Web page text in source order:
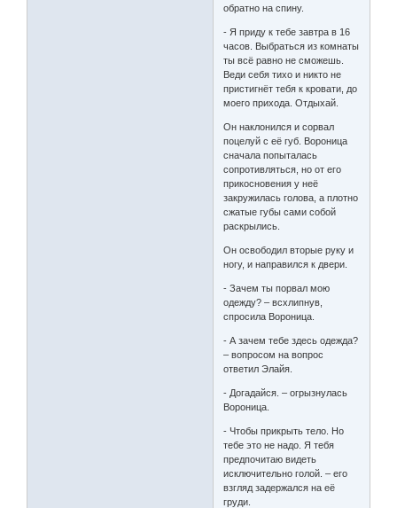
обратно на спину.
- Я приду к тебе завтра в 16
часов. Выбраться из комнаты
ты всё равно не сможешь.
Веди себя тихо и никто не
пристигнёт тебя к кровати, до
моего прихода. Отдыхай.
Он наклонился и сорвал
поцелуй с её губ. Вороница
сначала попыталась
сопротивляться, но от его
прикосновения у неё
закружилась голова, а плотно
сжатые губы сами собой
раскрылись.
Он освободил вторые руку и
ногу, и направился к двери.
- Зачем ты порвал мою
одежду? – всхлипнув,
спросила Вороница.
- А зачем тебе здесь одежда?
– вопросом на вопрос
ответил Элайя.
- Догадайся. – огрызнулась
Вороница.
- Чтобы прикрыть тело. Но
тебе это не надо. Я тебя
предпочитаю видеть
исключительно голой. – его
взгляд задержался на её
груди.